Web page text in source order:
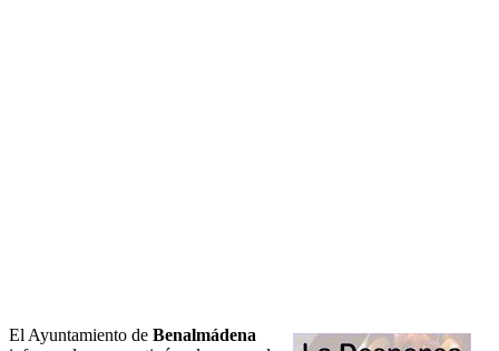
El Ayuntamiento de Benalmádena